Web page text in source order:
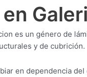
es un género de
y de cubrición.
en dependencia